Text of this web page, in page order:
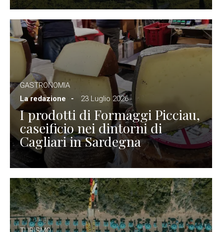
GASTRONOMIA
La redazione
23 Luglio 2026
I prodotti di Formaggi Picciau,
caseificio nei dintorni di
Cagliari in Sardegna